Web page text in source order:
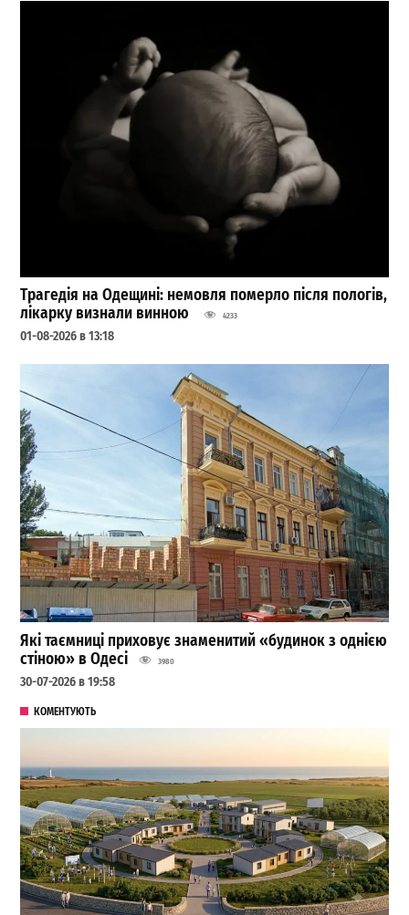
Трагедія на Одещині: немовля померло після пологів,
лікарку визнали винною
4233
01-08-2026 в 13:18
Які таємниці приховує знаменитий «будинок з однією
стіною» в Одесі
3980
30-07-2026 в 19:58
КОМЕНТУЮТЬ